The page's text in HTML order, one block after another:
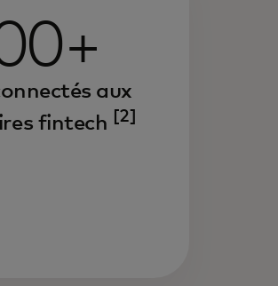
aux
fintech [2]